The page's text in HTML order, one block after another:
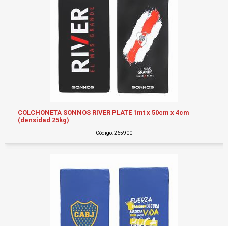
COLCHONETA SONNOS RIVER PLATE 1mt x 50cm x 4cm
(densidad 25kg)
Código: 265900